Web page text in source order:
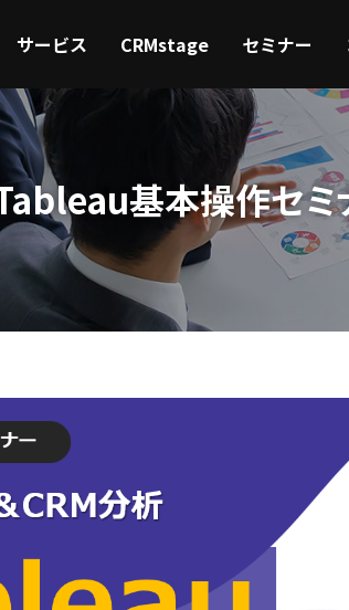
サービス CRMstage セミナー
基本操作セミナ